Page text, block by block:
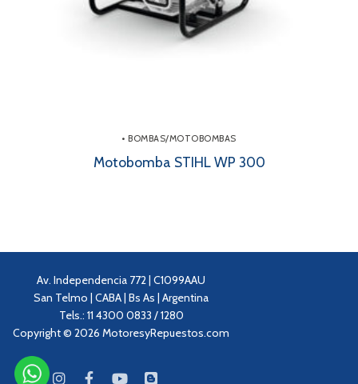
• BOMBAS/MOTOBOMBAS
Motobomba STIHL WP 300
Av. Independencia 772 | C1099AAU
San Telmo | CABA | Bs As | Argentina
Tels.: 11 4300 0833 / 1280
Copyright © 2026 MotoresyRepuestos.com